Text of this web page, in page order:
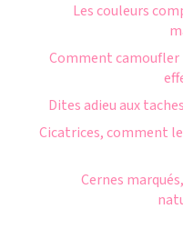
Les couleurs
Comment camoufler
Dites adieu aux
Cicatrices, comment
Cernes